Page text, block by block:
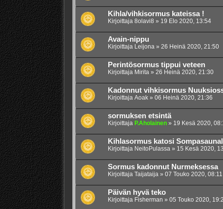
Kihla/vihkisormus kateissa !
Kirjoittaja 8olavi8 » 19 Elo 2020, 13:54
Avain-nippu
Kirjoittaja Leijona» 26 Heinä 2020, 21:50
Perintösormus tippui veteen
Kirjoittaja Mirita» 26 Heinä 2020, 21:30
Kadonnut vihkisormus
Kirjoittaja Aoak» 06 Heinä 2020, 21:36
sormuksen etsintä
Kirjoittaja P.Aholainen» 19 Kesä 2020,
Kihlasormus katosi
Kirjoittaja NeitoPulassa» 15 Kesä 2020,
Sormus kadonnut Nurmeksessa
Kirjoittaja Taijataija» 07 Touko 2020, 08:11
Päivän hyvä teko
Kirjoittaja Fisherman » 05 Touko 2020,